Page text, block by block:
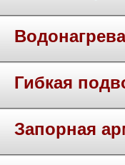
Гибкая
Запорная